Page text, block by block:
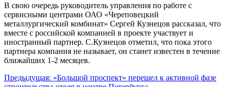
В свою очередь руководитель управления по работе с
сервисными центрами ОАО «Череповецкий
металлургический комбинат» Сергей Кузнецов рассказал, что
вместе с российской компанией в проекте участвует и
иностранный партнер. С.Кузнецов отметил, что пока этого
партнера компания не называет, он станет известен в течение
ближайших 1-2 месяцев.
Навигация
Предыдущая: «Большой проспект» перешел к активной фазе